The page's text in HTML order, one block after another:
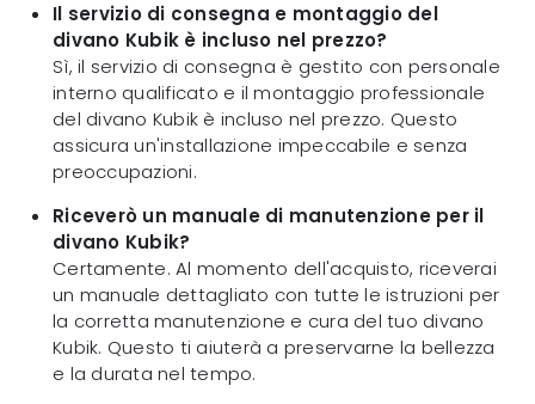
Il servizio di consegna e montaggio del
divano Kubik è incluso nel prezzo?
Sì, il servizio di consegna è gestito con personale
interno qualificato e il montaggio professionale
del divano Kubik è incluso nel prezzo. Questo
assicura un'installazione impeccabile e senza
preoccupazioni.
Riceverò un manuale di manutenzione per il
divano Kubik?
Certamente. Al momento dell'acquisto, riceverai
un manuale dettagliato con tutte le istruzioni per
la corretta manutenzione e cura del tuo divano
Kubik. Questo ti aiuterà a preservarne la bellezza
e la durata nel tempo.